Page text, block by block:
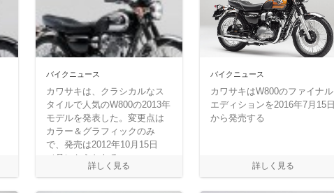
バイクニュース
カワサキは、クラシカルなス
タイルで人気のW800の2013年
モデルを発表した。変更点は
カラー＆グラフィックのみ
で、発売は2012年10月15日
（月）からとなる。
バイクニュース
カワサキはW800のファイナル
エディションを2016年7月15日
から発売する